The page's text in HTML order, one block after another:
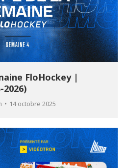
FloHockey |
2026)
14 octobre 2025